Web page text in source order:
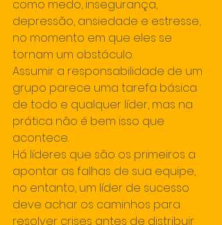
como medo, insegurança,
depressão, ansiedade e estresse,
no momento em que eles se
tornam um obstáculo.
Assumir a responsabilidade de um
grupo parece uma tarefa básica
de todo e qualquer líder, mas na
prática não é bem isso que
acontece.
Há líderes que são os primeiros a
apontar as falhas de sua equipe,
no entanto, um líder de sucesso
deve achar os caminhos para
resolver crises antes de distribuir